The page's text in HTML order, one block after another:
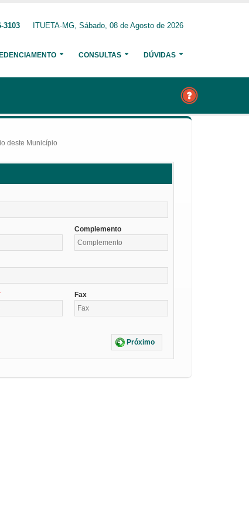
3103 ITUETA-MG, Sábado, 08 de Agosto de 2026
CONSULTAS DÚVIDAS
deste Município
Complemento
Fax
Próximo